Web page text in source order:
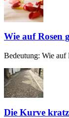
Wie auf Rosen
Bedeutung: Wie auf
Die Kurve